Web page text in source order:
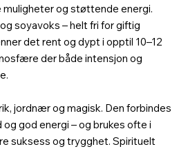
muligheter og støttende energi.
soyavoks – helt fri for giftig
det rent og dypt i opptil 10–12
der både intensjon og
jordnær og magisk. Den forbindes
god energi – og brukes ofte i
suksess og trygghet. Spirituelt